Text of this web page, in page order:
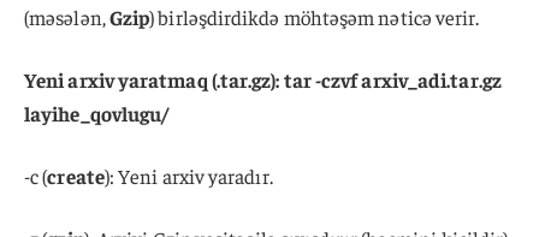
(məsələn,Gzip) birləşdirdikdə möhtəşəm nəticə verir.
Yeni arxiv yaratmaq (.tar.gz): tar -czvf arxiv_adi.tar.gz
layihe_qovlugu/
-c (create): Yeni arxiv yaradır.